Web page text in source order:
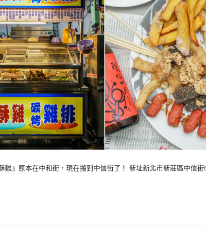
雞』原本在中和街，現在搬到中信街了！ 新址新北市新莊區中信